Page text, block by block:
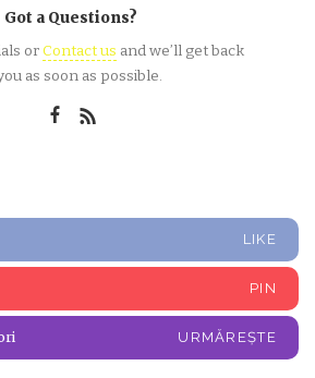
Got a Questions?
orContact us and we’ll get back
as soon as possible.
LIKE
PIN
URMĂREȘTE